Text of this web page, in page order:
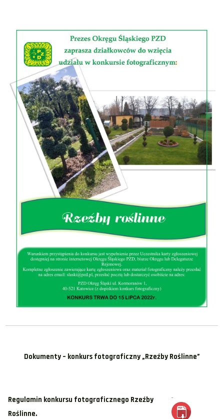
Dokumenty – konkurs fotograficzny „Rzeźby Roślinne”
Regulamin konkursu fotograficznego Rzeźby
Roślinne.